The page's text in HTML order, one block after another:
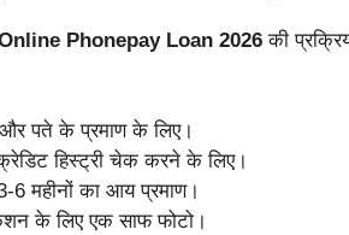
Phonepay Loan 2026 की
पते के प्रमाण के लिए।
हिस्ट्री चेक करने के लिए।
6 महीनों का आय प्रमाण।
के लिए एक साफ फोटो।